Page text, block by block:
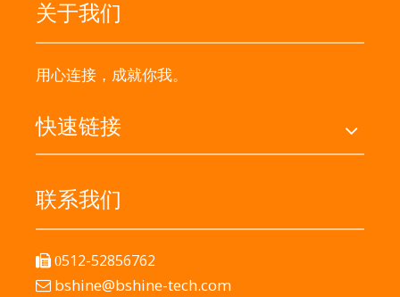
关于我们
用心连接，成就你我。
快速链接
联系我们
 0512-52856762
 bshine@bshine-tech.com